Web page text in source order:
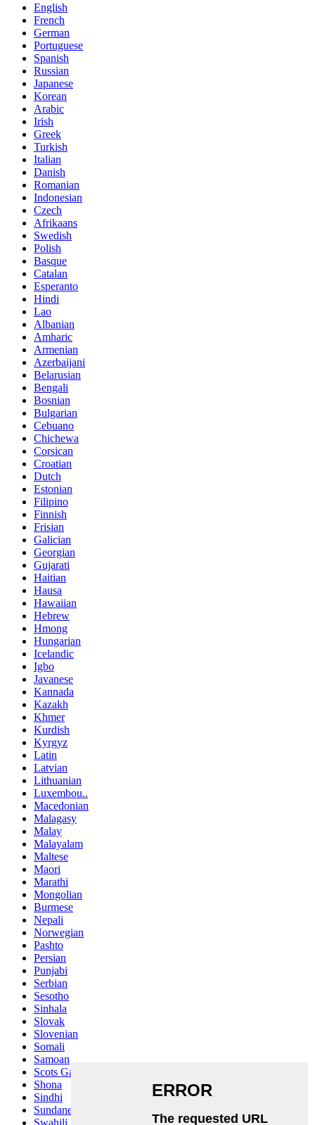
English
French
German
Portuguese
Spanish
Russian
Japanese
Korean
Arabic
Irish
Greek
Turkish
Italian
Danish
Romanian
Indonesian
Czech
Afrikaans
Swedish
Polish
Basque
Catalan
Esperanto
Hindi
Lao
Albanian
Amharic
Armenian
Azerbaijani
Belarusian
Bengali
Bosnian
Bulgarian
Cebuano
Chichewa
Corsican
Croatian
Dutch
Estonian
Filipino
Finnish
Frisian
Galician
Georgian
Gujarati
Haitian
Hausa
Hawaiian
Hebrew
Hmong
Hungarian
Icelandic
Igbo
Javanese
Kannada
Kazakh
Khmer
Kurdish
Kyrgyz
Latin
Latvian
Lithuanian
Luxembou..
Macedonian
Malagasy
Malay
Malayalam
Maltese
Maori
Marathi
Mongolian
Burmese
Nepali
Norwegian
Pashto
Persian
Punjabi
Serbian
Sesotho
Sinhala
Slovak
Slovenian
Somali
Samoan
Scots Gaelic
Shona
Sindhi
Sundanese
Swahili